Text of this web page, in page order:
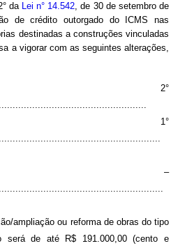
da Lei n° 14.542, de 30 de setembro de
de crédito outorgado do ICMS nas
destinadas a construções vinculadas
a vigorar com as seguintes alterações,
2°
1°
–
ampliação ou reforma de obras do tipo
será de até R$ 191.000,00 (cento e